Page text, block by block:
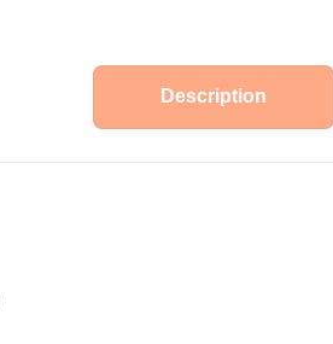
Description